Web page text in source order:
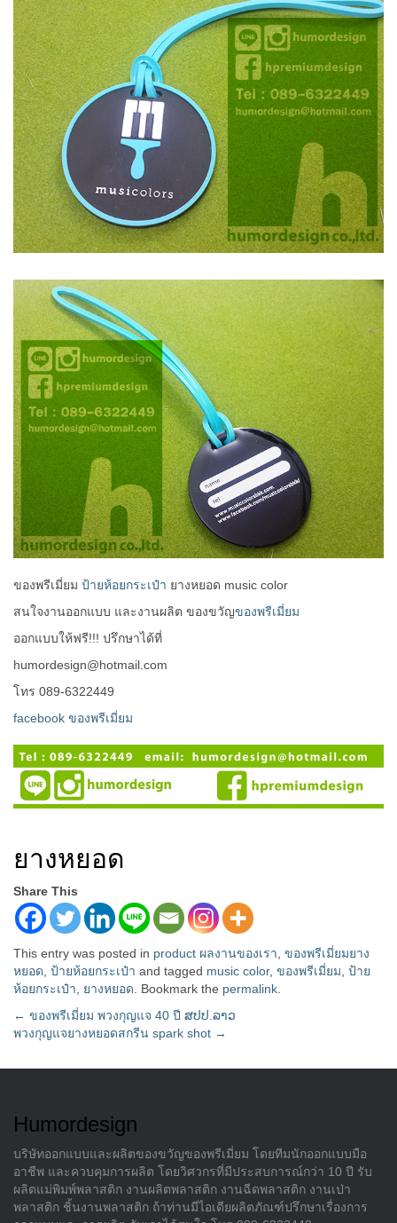
ของพรีเมี่ยม ป้ายห้อยกระเป๋า ยางหยอด music color
สนใจงานออกแบบ และงานผลิต ของขวัญของพรีเมี่ยม
ออกแบบให้ฟรี!!! ปรึกษาได้ที่
humordesign@hotmail.com
โทร 089-6322449
facebook ของพรีเมี่ยม
ยางหยอด
Share This
This entry was posted in product ผลงานของเรา, ของพรีเมี่ยมยาง
หยอด, ป้ายห้อยกระเป๋า and tagged music color, ของพรีเมี่ยม, ป้าย
ห้อยกระเป๋า, ยางหยอด. Bookmark the permalink.
Post
← ของพรีเมี่ยม พวงกุญแจ 40 ปี ສປປ.ລາວ
พวงกุญแจยางหยอดสกรีน spark shot →
Humordesign
บริษัทออกแบบและผลิตของขวัญของพรีเมี่ยม โดยทีมนักออกแบบมือ
อาชีพ และควบคุมการผลิต โดยวิศวกรที่มีประสบการณ์กว่า 10 ปี รับ
ผลิตแม่พิมพ์พลาสติก งานผลิตพลาสติก งานฉีดพลาสติก งานเป่า
พลาสติก ชิ้นงานพลาสติก ถ้าท่านมีไอเดียผลิตภัณฑ์ปรึกษาเรื่องการ